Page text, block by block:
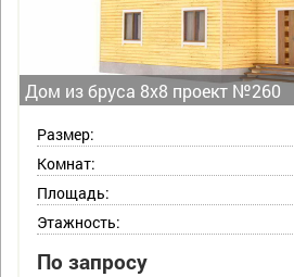
Дом из бруса 8х8 проект №260
Размер:
Комнат:
Площадь:
Этажность:
По запросу